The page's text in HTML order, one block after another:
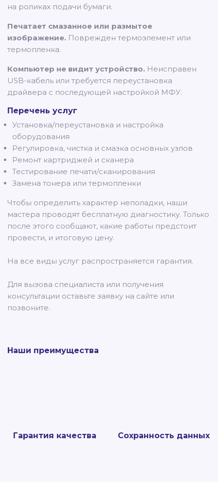
на роликах подачи бумаги.
Печатает смазанное или размытое
изображение. Поврежден термоэлемент или
термопленка.
Компьютер не видит устройство. Неисправен
USB-кабель или требуется переустановка
драйвера с последующей настройкой МФУ.
Перечень услуг
Установка/переустановка и настройка
оборудования
Регулировка, чистка и смазка основных узлов
Ремонт картриджей и сканера
Тестирование печати/сканирования
Замена тонера или термопленки
Чтобы определить характер неполадки, наши
мастера проводят бесплатную диагностику. Только
после этого сообщают, какие работы предстоит
провести, и итоговую цену.
На все виды услуг распространяется гарантия.
Для вызова специалиста или получения
консультации оставьте заявку на сайте или
позвоните.
Наши преимущества
Гарантия качества Сохранность данных